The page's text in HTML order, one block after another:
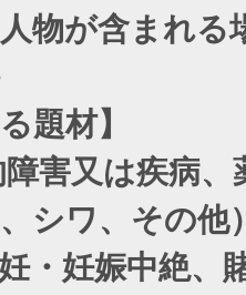
が含まれる
題材】
害又は疾病、
シワ、その他
・妊娠中絶、